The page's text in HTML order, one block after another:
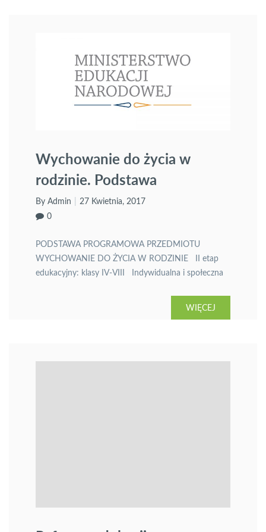
Wychowanie do życia w
rodzinie. Podstawa
programowa
By Admin
27 Kwietnia, 2017
0
PODSTAWA PROGRAMOWA PRZEDMIOTU
WYCHOWANIE DO ŻYCIA W RODZINIE II etap
edukacyjny: klasy IV-VIII Indywidualna i społeczna
WIĘCEJ